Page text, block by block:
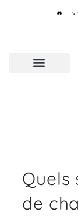
🔥
Quels
de